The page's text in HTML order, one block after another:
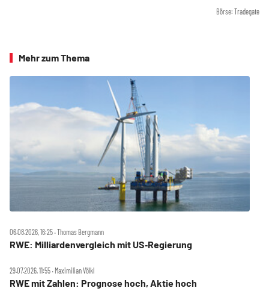
Börse: Tradegate
Mehr zum Thema
06.08.2026, 16:25 ‧ Thomas Bergmann
RWE: Milliardenvergleich mit US‑Regierung
29.07.2026, 11:55 ‧ Maximilian Völkl
RWE mit Zahlen: Prognose hoch, Aktie hoch